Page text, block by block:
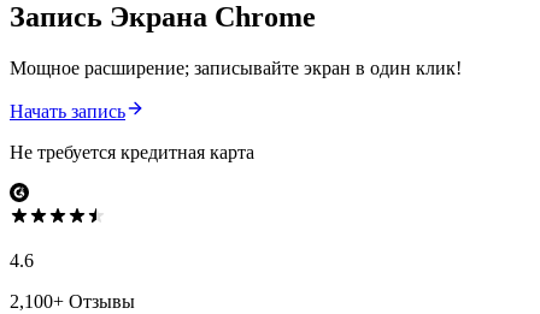
Запись Экрана Chrome
Мощное расширение; записывайте экран в один клик!
Начать запись
Не требуется кредитная карта
4.6
2,100+ Отзывы